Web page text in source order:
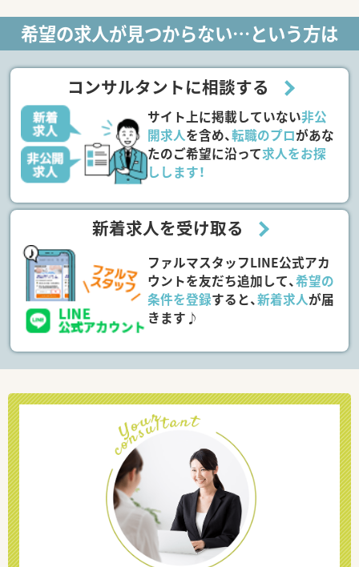
希望の求人が見つからない…という方は
コンサルタントに相談する
サイト上に掲載していない非公
開求人を含め、転職のプロがあな
たのご希望に沿って求人をお探
しします！
新着求人を受け取る
ファルマスタッフLINE公式アカ
ウントを友だち追加して、希望の
条件を登録すると、新着求人が届
きます♪